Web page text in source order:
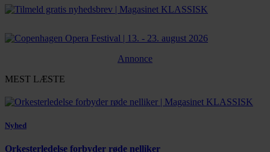
Annonce
MEST LÆSTE
Nyhed
Orkesterledelse forbyder røde nelliker